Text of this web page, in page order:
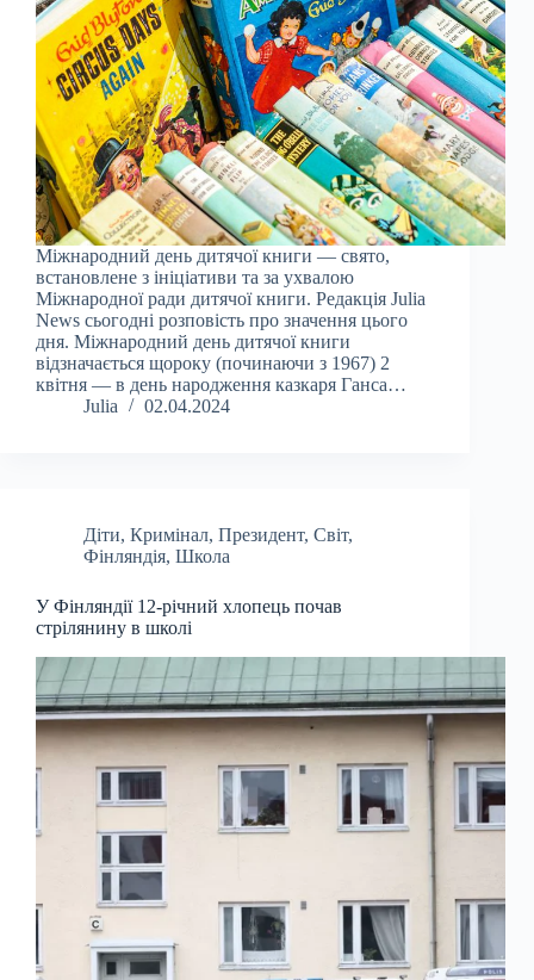
Міжнародний день дитячої книги — свято,
встановлене з ініціативи та за ухвалою
Міжнародної ради дитячої книги. Редакція Julia
News сьогодні розповість про значення цього
дня. Міжнародний день дитячої книги
відзначається щороку (починаючи з 1967) 2
квітня — в день народження казкаря Ганса…
Julia
02.04.2024
Діти, Кримінал, Президент, Світ,
Фінляндія, Школа
У Фінляндії 12-річний хлопець почав
стрілянину в школі